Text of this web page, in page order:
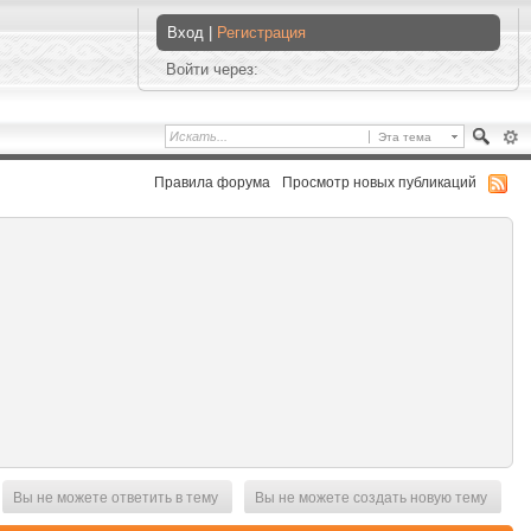
Вход | Регистрация
Войти через:
Эта тема
Правила форума Просмотр новых публикаций
Вы не можете создать новую тему
Вы не можете ответить в тему